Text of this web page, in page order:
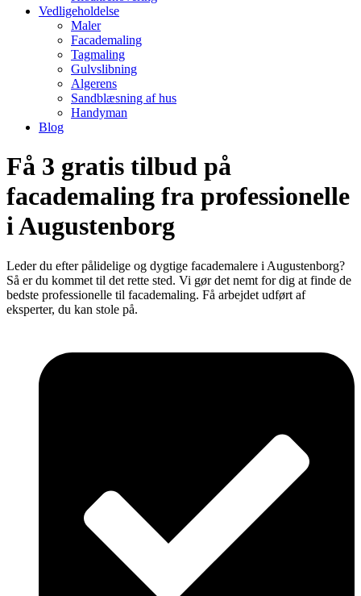
Vedligeholdelse
Maler
Facademaling
Tagmaling
Gulvslibning
Algerens
Sandblæsning af hus
Handyman
Blog
Få 3 gratis tilbud på
facademaling fra professionelle
i Augustenborg
Leder du efter pålidelige og dygtige facademalere i Augustenborg?
Så er du kommet til det rette sted. Vi gør det nemt for dig at finde de
bedste professionelle til facademaling. Få arbejdet udført af
eksperter, du kan stole på.